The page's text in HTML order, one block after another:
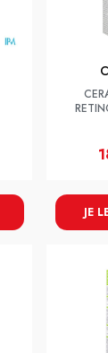
JE